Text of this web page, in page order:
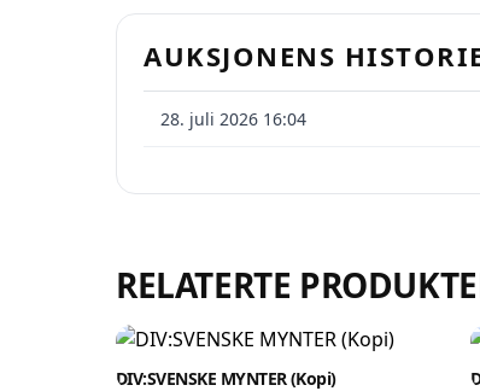
AUKSJONENS
28. juli 2026 16:04
RELATERTE
DIV:SVENSKE MYNTER (Kopi)